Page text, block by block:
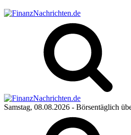
Samstag, 08.08.2026 - Börsentäglich